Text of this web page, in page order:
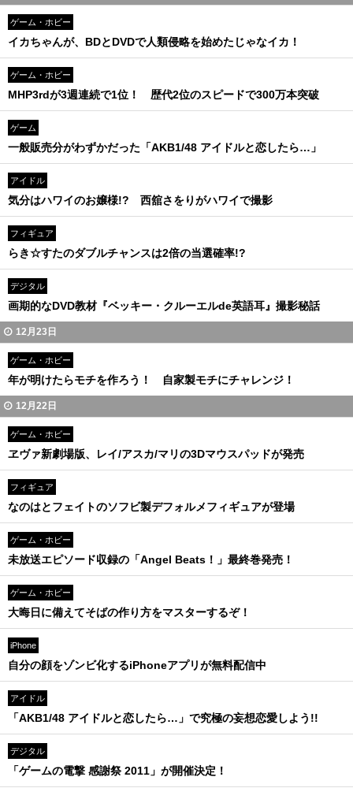
ゲーム・ホビー
イカちゃんが、BDとDVDで人類侵略を始めたじゃなイカ！
ゲーム・ホビー
MHP3rdが3週連続で1位！ 歴代2位のスピードで300万本突破
ゲーム
一般販売分がわずかだった「AKB1/48 アイドルと恋したら…」
アイドル
気分はハワイのお嬢様!? 西舘さをりがハワイで撮影
フィギュア
らき☆すたのダブルチャンスは2倍の当選確率!?
デジタル
画期的なDVD教材『ベッキー・クルーエルde英語耳』撮影秘話
12月23日
ゲーム・ホビー
年が明けたらモチを作ろう！ 自家製モチにチャレンジ！
12月22日
ゲーム・ホビー
ヱヴァ新劇場版、レイ/アスカ/マリの3Dマウスパッドが発売
フィギュア
なのはとフェイトのソフビ製デフォルメフィギュアが登場
ゲーム・ホビー
未放送エピソード収録の「Angel Beats！」最終巻発売！
ゲーム・ホビー
大晦日に備えてそばの作り方をマスターするぞ！
iPhone
自分の顔をゾンビ化するiPhoneアプリが無料配信中
アイドル
「AKB1/48 アイドルと恋したら…」で究極の妄想恋愛しよう!!
デジタル
「ゲームの電撃 感謝祭 2011」が開催決定！